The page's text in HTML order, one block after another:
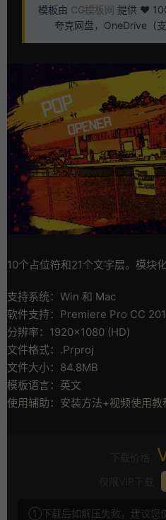
模板由 CG模板网 提供 ❤️
夸克网盘，OneDrive（
10个占位符和21个文字层。模块
支持系统：Win 和 Mac
软件支持：Premiere Pro CC
分辨率：1920×1080 (HD)
文件格式：.Prproj
文件大小：84.8MB
模板语言：英文
使用辅助：安装方法+视频使用教
①下载后如解压失败，建议您